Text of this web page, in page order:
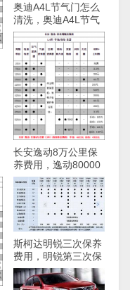
奥迪A4L节气门怎么
清洗，奥迪A4L节气
门清洗方法
长安逸动8万公里保
养费用，逸动80000
公里保养项目
斯柯达明锐三次保养
费用，明锐第三次保
养项目